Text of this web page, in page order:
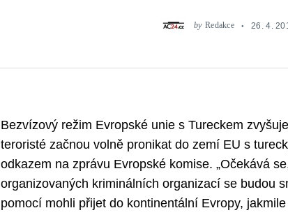
by Redakce 26. 4.
Bezvízový režim Evropské unie s Tureckem
teroristé začnou volně pronikat do zemí EU s
odkazem na zprávu Evropské komise. „Očekává
organizovaných kriminálních organizací se budou
pomocí mohli přijet do kontinentální Evropy,